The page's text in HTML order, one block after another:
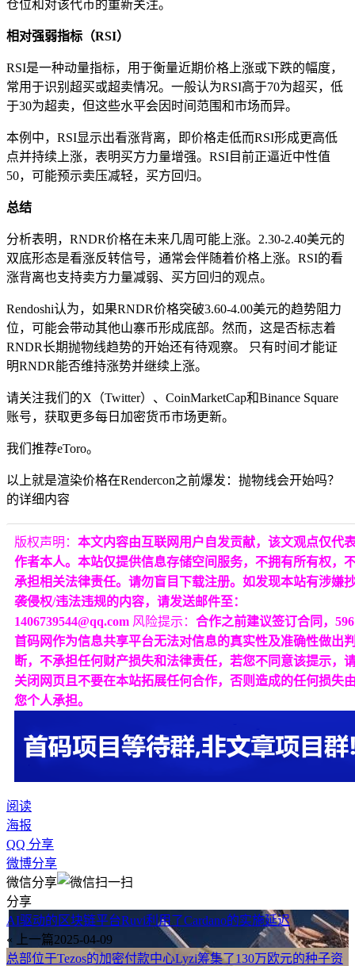
仓位和对该代币的重新关注。
相对强弱指标（RSI）
RSI是一种动量指标，用于衡量近期价格上涨或下跌的幅度，
常用于识别超买或超卖情况。一般认为RSI高于70为超买，低
于30为超卖，但这些水平会因时间范围和市场而异。
本例中，RSI显示出看涨背离，即价格走低而RSI形成更高低
点并持续上涨，表明买方力量增强。RSI目前正逼近中性值
50，可能预示卖压减轻，买方回归。
总结
分析表明，RNDR价格在未来几周可能上涨。2.30-2.40美元的
双底形态是看涨反转信号，通常会伴随着价格上涨。RSI的看
涨背离也支持卖方力量减弱、买方回归的观点。
Rendoshi认为，如果RNDR价格突破3.60-4.00美元的趋势阻力
位，可能会带动其他山寨币形成底部。然而，这是否标志着
RNDR长期抛物线趋势的开始还有待观察。 只有时间才能证
明RNDR能否维持涨势并继续上涨。
请关注我们的X（Twitter）、CoinMarketCap和Binance Square
账号，获取更多每日加密货币市场更新。
我们推荐eToro。
以上就是渲染价格在Rendercon之前爆发：抛物线会开始吗？
的详细内容
版权声明： 本文内容由互联网用户自发贡献，该文观点仅代
作者本人。本站仅提供信息存储空间服务，不拥有所有权，
承担相关法律责任。请勿盲目下载注册。如发现本站有涉嫌
袭侵权/违法违规的内容，请发送邮件至：
1406739544@qq.com 风险提示： 合作之前建议签订合同，596
首码网作为信息共享平台无法对信息的真实性及准确性做出
断，不承担任何财产损失和法律责任，若您不同意该提示，
关闭网页且不要在本站拓展任何合作，否则造成的任何损失
您个人承担。
阅读
海报
QQ 分享
微博分享
微信分享
分享
AI驱动的区块链平台Ruvi利用了Cardano的实施延迟
« 上一篇2025-04-09
总部位于Tezos的加密付款中心Lyzi筹集了130万欧元的种子资